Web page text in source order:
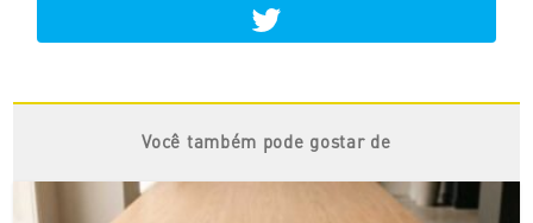
Você também pode gostar de